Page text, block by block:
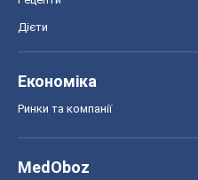
Дієти
Економіка
Ринки та компанії
MedOboz